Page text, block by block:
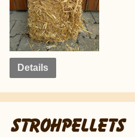
Details
STROHPELLETS